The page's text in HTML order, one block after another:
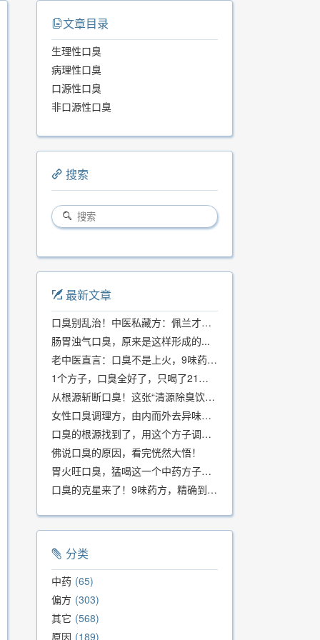
文章目录
生理性口臭
病理性口臭
口源性口臭
非口源性口臭
搜索
最新文章
口臭别乱治！中医私藏方：佩兰才是口气克星，喝一周就清爽
肠胃浊气口臭，原来是这样形成的...
老中医直言：口臭不是上火，9味药食同源方，21天根除不反复
1个方子，口臭全好了，只喝了21天！
从根源斩断口臭！这张“清源除臭饮”方子，我用了几十年，效果真不错
女性口臭调理方，由内而外去异味，女性体质专用！
口臭的根源找到了，用这个方子调理，21天口吐芬芳！
佛说口臭的原因，看完恍然大悟！
胃火旺口臭，猛喝这一个中药方子就好了！
口臭的克星来了！9味药方，精确到克、药食同源、安全有效，速看！
分类
中药 65
偏方 303
其它 568
原因 189